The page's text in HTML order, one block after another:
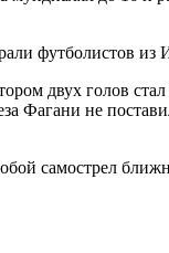
футболистов из
двух голов
Фагани не
самострел